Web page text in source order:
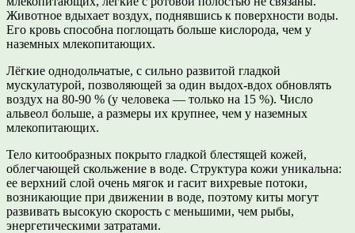
Животное вдыхает воздух, поднявшись к поверхности воды.
Его кровь способна поглощать больше кислорода, чем у
наземных млекопитающих.
Лёгкие однодольчатые, с сильно развитой гладкой
мускулатурой, позволяющей за один выдох-вдох обновлять
воздух на 80-90 % (у человека — только на 15 %). Число
альвеол больше, а размеры их крупнее, чем у наземных
млекопитающих.
Тело китообразных покрыто гладкой блестящей кожей,
облегчающей скольжение в воде. Структура кожи уникальна:
ее верхний слой очень мягок и гасит вихревые потоки,
возникающие при движении в воде, поэтому киты могут
развивать высокую скорость с меньшими, чем рыбы,
энергетическими затратами.